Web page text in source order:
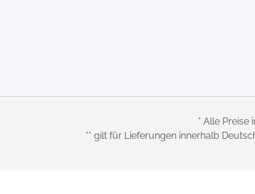
* Alle Preise
** gilt für Lieferungen innerhalb